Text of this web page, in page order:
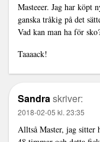
Masteeer. Jag har köpt
ganska tråkig på det
Vad kan man ha för
Taaaack!
Sandra skriver:
2018-02-05 kl. 23:35
Alltså Master, jag